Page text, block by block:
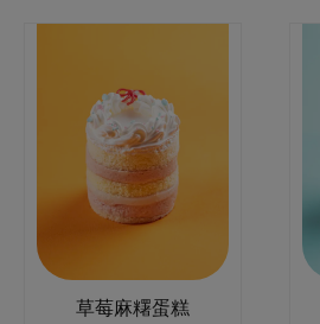
草莓麻糬蛋糕